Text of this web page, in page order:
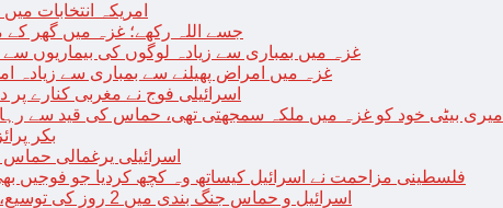
امریکہ انتخابات
جسے اللہ رکھے؛ غزہ میں گھر کے ملبے سے37 دن بعد
غزہ میں بمباری سے زیادہ لوگوں کی بیماریوں
غزہ میں امراض پھیلنے سے بمباری سے
اسرائیلی فوج نے مغربی کنارے پر
میری بیٹی خود کو غزہ میں ملکہ سمجھتی تھی، حماس کی قید سے
بکر پرائز 2024آئرش مصنف پال لنچ نے جیت لیا
اسرائیلی یرغمالی
فلسطینی مزاحمت نے اسرائیل کیساتھ وہ کچھ کردیا جو فوجیں
اسرائیل و حماس جنگ بندی میں 2 روز کی توسیع، حماس نے مزید 11 یرغمالی رہا کر دیے